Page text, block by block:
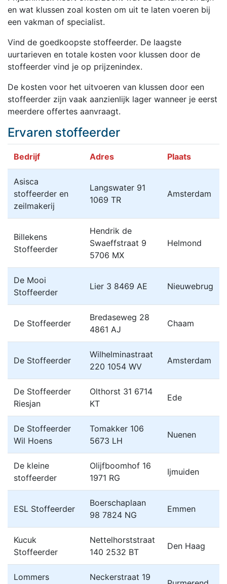
en wat klussen zoal kosten om uit te laten voeren bij
een vakman of specialist.
Vind de goedkoopste stoffeerder. De laagste
uurtarieven en totale kosten voor klussen door de
stoffeerder vind je op prijzenindex.
De kosten voor het uitvoeren van klussen door een
stoffeerder zijn vaak aanzienlijk lager wanneer je eerst
meerdere offertes aanvraagt.
Ervaren stoffeerder
Bedrijf Adres Plaats
Asisca
stoffeerder en
zeilmakerij
Langswater 91
1069 TR
Amsterdam
Billekens
Stoffeerder
Hendrik de
Swaeffstraat 9
5706 MX
Helmond
De Mooi
Stoffeerder
Lier 3 8469 AE Nieuwebrug
De Stoffeerder
Bredaseweg 28
4861 AJ
Chaam
De Stoffeerder
Wilhelminastraat
220 1054 WV
Amsterdam
De Stoffeerder
Riesjan
Olthorst 31 6714
KT
Ede
De Stoffeerder
Wil Hoens
Tomakker 106
5673 LH
Nuenen
De kleine
stoffeerder
Olijfboomhof 16
1971 RG
Ijmuiden
ESL Stoffeerder
Boerschaplaan
98 7824 NG
Emmen
Kucuk
Stoffeerder
Nettelhorststraat
140 2532 BT
Den Haag
Lommers Neckerstraat 19